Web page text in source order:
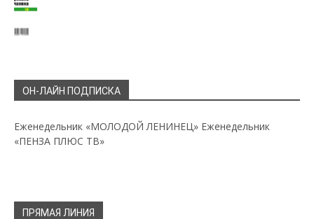
ОН-ЛАЙН ПОДПИСКА
Еженедельник «МОЛОДОЙ ЛЕНИНЕЦ» Еженедельник
«ПЕНЗА ПЛЮС ТВ»
ПРЯМАЯ ЛИНИЯ